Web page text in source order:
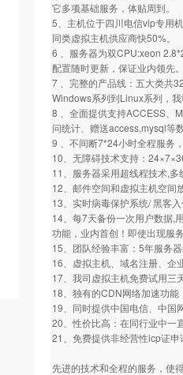
它多项基础服务，体贴周到。
5、主机位于四川电信vip专用
同类虚拟主机供应商快50%。
6 、服务器为双CPU:xeon
配置随时更新，保证业内领先
7 、完整的产品线：五大类共
Windows系列到Linux系列，
8 、全面提供支持ACCESS、
问统计、赠送access,mysql等
9 、不间断7*24小时全程服务
10、无障碍技术支持：
11、服务器采用超线程技术,
12、邮件空间和虚拟主机空间
13、实时病毒保护系统/ 黑客
14、每7天备份一次用户数据,
功能，业内首创！即使出现服
15、团队经验丰富：5年服务
16、虚拟主机、域名注册、企
17、我司虚拟主机免费试用三
18、独有的CDN网络加速功
19、同时提供中国电信、中国
20、性价比高：在同行业中一
21、免费提供非经营性icp证
先进的技术和全程的服务，使